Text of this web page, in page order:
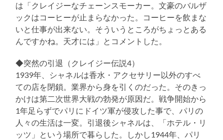
は「クレイジーなチェーンスモーカー。文豪のバルザ
ックはコーヒーが止まらなかった。コーヒーを飲まな
いと仕事が出来ない。そういうところがちょっとある
んですかね。天才には」とコメントした。
◆突然の引退（クレイジー伝説4）
1939年、シャネルは香水・アクセサリー以外のすべ
ての店を閉鎖。業界から身を引くのだった。そのきっ
かけは第二次世界大戦の勃発が原因だ。戦争開始から
1年足らずでパリにドイツ軍が侵攻した事で、パリの
人々の生活は一変。引退後シャネルは、「ホテル・リ
ッツ」という場所で暮らした。しかし1944年、パリ